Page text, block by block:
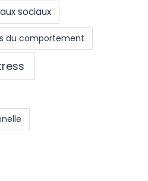
sociaux
du comportement